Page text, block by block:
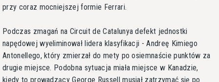
przy coraz mocniejszej formie Ferrari.
Podczas zmagań na Circuit de Catalunya defekt jednostki
napędowej wyeliminował lidera klasyfikacji - Andreę Kimiego
Antonellego, który zmierzał do mety po osiemnaście punktów za
drugie miejsce. Podobna sytuacja miała miejsce w Kanadzie,
kiedy to prowadzący George Russell musiał zatrzymać się po